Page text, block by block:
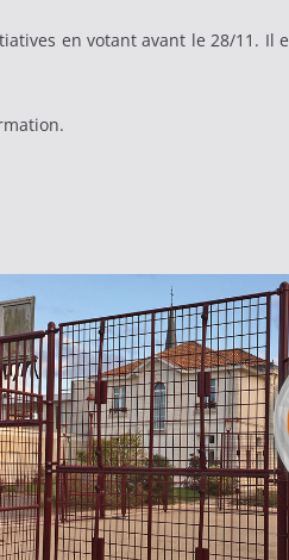
en votant avant le 28/11. Il